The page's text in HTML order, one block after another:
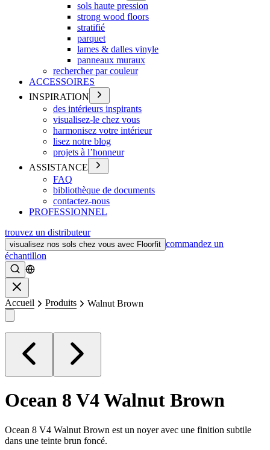
sols haute pression
strong wood floors
stratifié
parquet
lames & dalles vinyle
panneaux muraux
rechercher par couleur
ACCESSOIRES
INSPIRATION
des intérieurs inspirants
visualisez-le chez vous
harmonisez votre intérieur
lisez notre blog
projets à l’honneur
ASSISTANCE
FAQ
bibliothèque de documents
contactez-nous
PROFESSIONNEL
trouvez un distributeur
visualisez nos sols chez vous avec Floorfit commandez un
échantillon
Rechercher
Accueil Produits Walnut Brown
Ocean 8 V4Walnut Brown
Ocean 8 V4 Walnut Brown est un noyer avec une finition subtile
dans une teinte brun foncé.